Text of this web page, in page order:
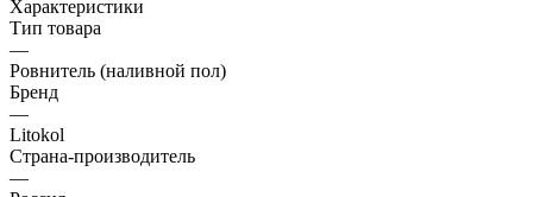
Характеристики
Тип товара
—
Ровнитель (наливной пол)
Бренд
—
Litokol
Страна-производитель
—